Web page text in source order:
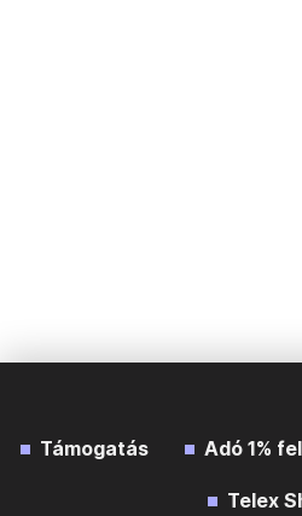
Támogatás Adó 1%
Telex